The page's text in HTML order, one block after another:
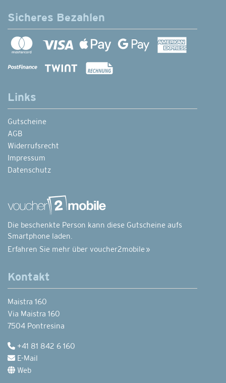
Sicheres Bezahlen
Links
Gutscheine
AGB
Widerrufsrecht
Impressum
Datenschutz
Die beschenkte Person kann diese Gutscheine aufs
Smartphone laden.
Erfahren Sie mehr über voucher2mobile »
Kontakt
Maistra 160
Via Maistra 160
7504 Pontresina
+41 81 842 6 160
E-Mail
Web